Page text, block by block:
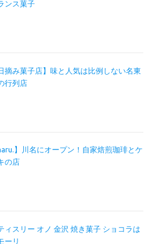
ンス菓子
摘み菓子店】味と人気は比例しない名東
行列店
】川名にオープン！自家焙煎珈琲とケ
の店
ィスリー オノ 金沢 焼き菓子 ショコラは
ーリ